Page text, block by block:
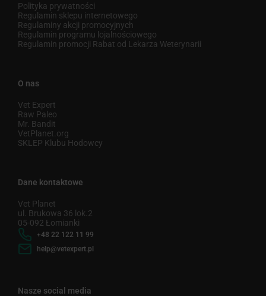
Polityka prywatności
Regulamin sklepu internetowego
Regulaminy akcji promocyjnych
Regulamin programu lojalnościowego
Regulamin promocji Rabat od Lekarza Weterynarii
O nas
Vet Expert
Raw Paleo
Mr. Bandit
VetPlanet.org
SKLEP Klubu Hodowcy
Dane kontaktowe
Vet Planet
ul. Brukowa 36 lok.2
05-092 Łomianki
+48 22 122 11 99
help@vetexpert.pl
Nasze social media